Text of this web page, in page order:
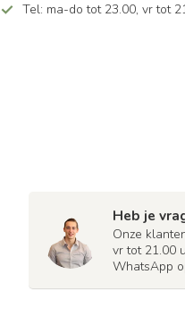
Tel: ma-do tot 23.00, vr tot
Heb je
Onze
vr tot 21.00
WhatsApp